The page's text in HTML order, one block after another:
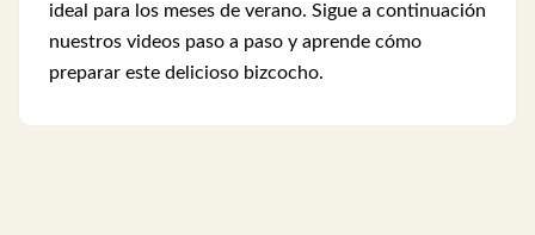
ideal para los meses de verano. Sigue a continuación
nuestros videos paso a paso y aprende cómo
preparar este delicioso bizcocho.